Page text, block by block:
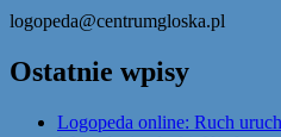
logopeda@centrumgloska.pl
Ostatnie wpisy
Logopeda online: Ruch